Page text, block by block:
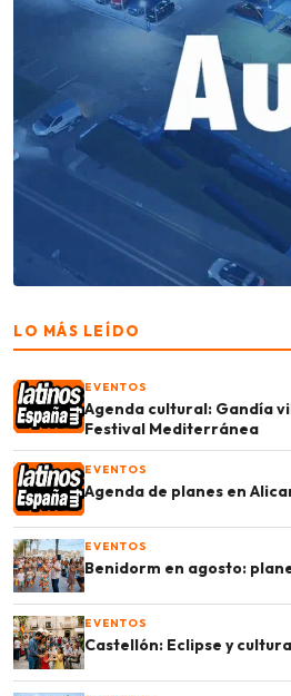
LO MÁS LEÍDO
EVENTOS
Agenda cultural: Gandía
Festival Mediterránea
EVENTOS
Agenda de planes en
EVENTOS
Benidorm en agosto:
EVENTOS
Castellón: Eclipse y